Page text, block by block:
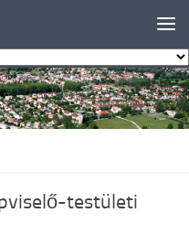
testületi